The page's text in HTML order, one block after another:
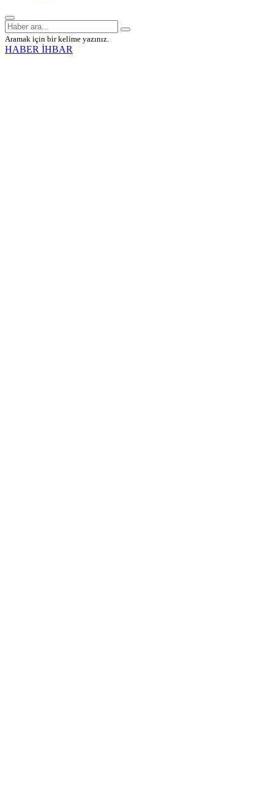
Aramak için bir kelime yazınız.
HABER İHBAR